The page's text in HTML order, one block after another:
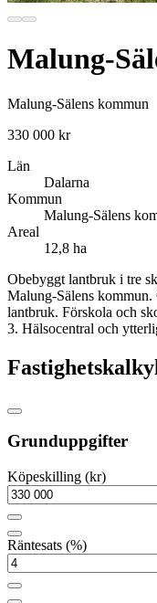
Malung-
Malung-Sälens kommun
330 000 kr
Län
Dalarna
Kommun
Malung-Sälens
Areal
12,8 ha
Obebyggt lantbruk i tre
Malung-Sälens
lantbruk. Förskola och
3. Hälsocentral och
Grunduppgifter
Köpeskilling (kr)
Räntesats (%)